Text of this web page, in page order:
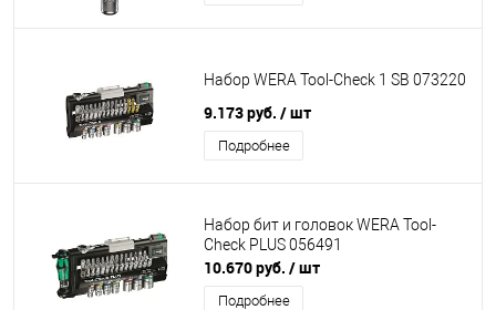
Набор WERA Tool-Check 1 SB 073220
9.173 руб. / шт
Подробнее
Набор бит и головок WERA Tool-
Check PLUS 056491
10.670 руб. / шт
Подробнее